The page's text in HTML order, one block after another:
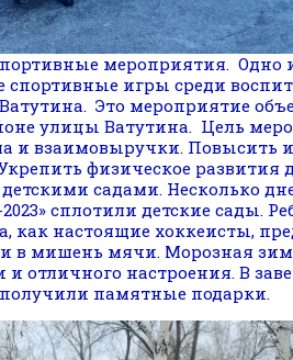
мероприятия. Одно
спортивные игры среди
Это мероприятие
улицы Ватутина. Цель
и взаимовыручки. Повысить
физическое развития
садами. Несколько
сплотили детские сады.
как настоящие хоккеисты,
в мишень мячи. Морозная
и отличного настроения. В
памятные подарки.